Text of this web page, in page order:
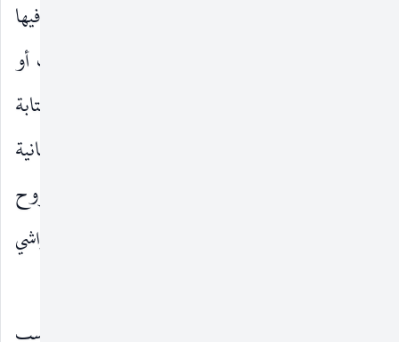
تتمّة أو ذيولاً أو تكملة لما سبقها ، وأخرىٰ اعتمد فيها
مؤلّفوها أسلوب التلخيص أو التهذيب أو الانتخاب أو
الشرح أو التعليق أو الحاشية ، كما عمد بعض إلىٰ كتابة
الردود ، فـ : «تراثناً لم يأخذ مكانه بين تراث الإنسانية
إلّا بما صنّفه الأوائل ، مضافاً إليه تلك الشروح
والمختصرات ، والذيول ، والصلات ، والحواشي